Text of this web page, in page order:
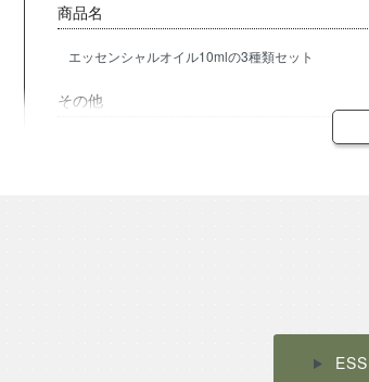
商品名
エッセンシャルオイル10mlの3種類セット
その他
セット内容についての詳細は、各商品ページにて